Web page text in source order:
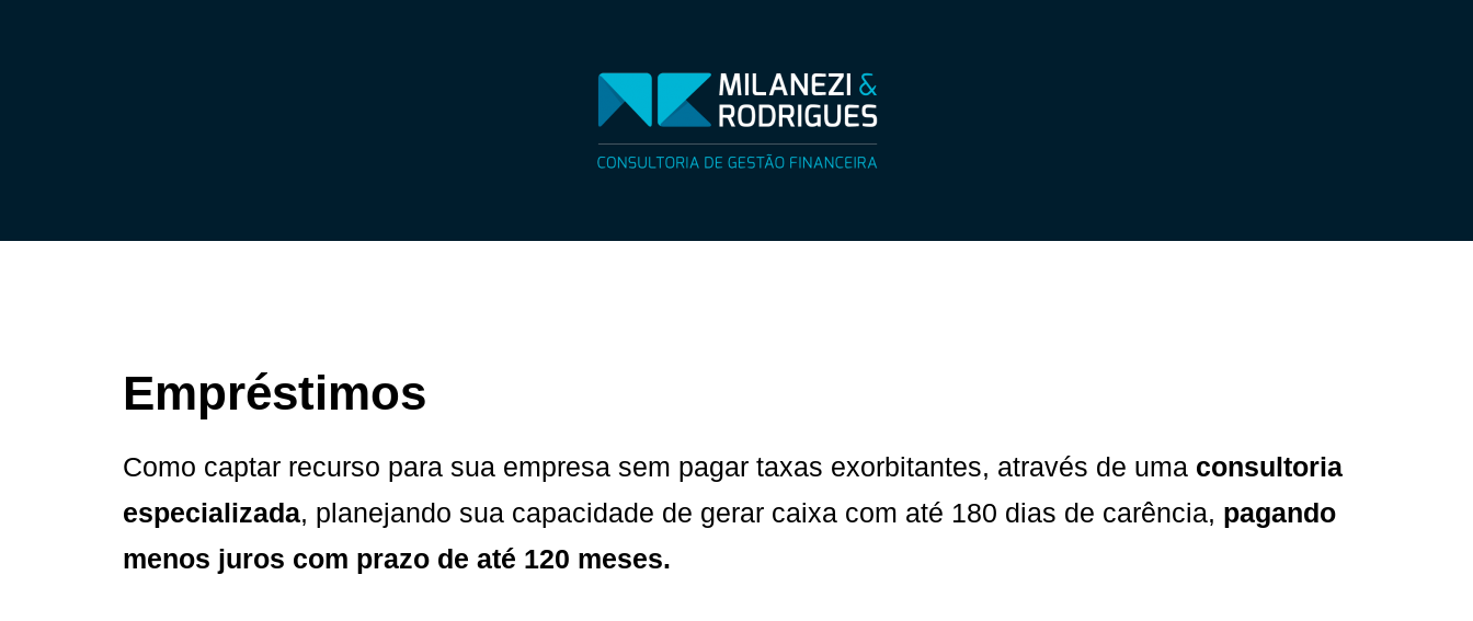
Empréstimos
Como captar recurso para sua empresa sem pagar taxas exorbitantes, através de uma consultoria
especializada, planejando sua capacidade de gerar caixa com até 180 dias de carência, pagando
menos juros com prazo de até 120 meses.